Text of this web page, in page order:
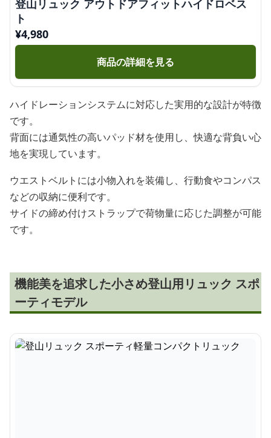
登山リュック アウトドアフィットハイドロベス
ト
¥4,980
商品の詳細を見る
ハイドレーションシステムに対応した実用的な設計が特徴
です。
背面には通気性の高いパッド材を使用し、快適な背負い心
地を実現しています。
ウエストベルトには小物入れを装備し、行動食やコンパス
などの収納に便利です。
サイドの締め付けストラップで荷物量に応じた調整が可能
です。
機能美を追求した小さめ登山用リュック スポ
ーティモデル